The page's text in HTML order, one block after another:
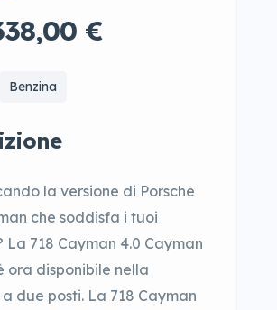
€
Benzina
la versione di Porsche
che soddisfa i tuoi
La 718 Cayman 4.0 Cayman
ora disponibile nella
due posti. La 718 Cayman